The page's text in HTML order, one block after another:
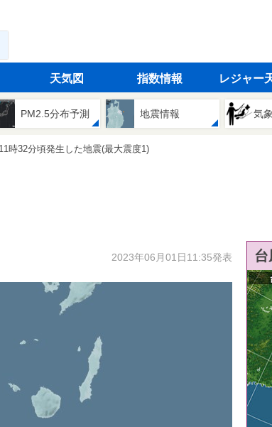
天気図 指数情報 レジャー
PM2.5分布予測 地震情報 気
11時32分頃発生した地震(最大震度1)
2023年06月01日11:35発表